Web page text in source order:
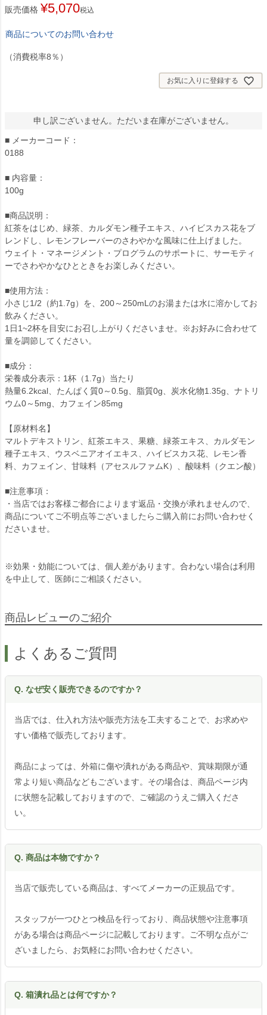
販売価格 ¥5,070税込
商品についてのお問い合わせ
（消費税率8％）
お気に入りに登録する
申し訳ございません。ただいま在庫がございません。
■ メーカーコード：
0188
■ 内容量：
100g
■商品説明：
紅茶をはじめ、緑茶、カルダモン種子エキス、ハイビスカス花をブ
レンドし、レモンフレーバーのさわやかな風味に仕上げました。
ウェイト・マネージメント・プログラムのサポートに、サーモティ
ーでさわやかなひとときをお楽しみください。
■使用方法：
小さじ1/2（約1.7g）を、200～250mLのお湯または水に溶かしてお
飲みください。
1日1~2杯を目安にお召し上がりくださいませ。※お好みに合わせて
量を調節してください。
■成分：
栄養成分表示：1杯（1.7g）当たり
熱量6.2kcal、たんぱく質0～0.5g、脂質0g、炭水化物1.35g、ナトリ
ウム0～5mg、カフェイン85mg
【原材料名】
マルトデキストリン、紅茶エキス、果糖、緑茶エキス、カルダモン
種子エキス、ウスベニアオイエキス、ハイビスカス花、レモン香
料、カフェイン、甘味料（アセスルファムK）、酸味料（クエン酸）
■注意事項：
・当店ではお客様ご都合によります返品・交換が承れませんので、
商品についてご不明点等ございましたらご購入前にお問い合わせく
ださいませ。
※効果・効能については、個人差があります。合わない場合は利用
を中止して、医師にご相談ください。
商品レビューのご紹介
よくあるご質問
Q. なぜ安く販売できるのですか？
当店では、仕入れ方法や販売方法を工夫することで、お求めや
すい価格で販売しております。
商品によっては、外箱に傷や潰れがある商品や、賞味期限が通
常より短い商品などもございます。その場合は、商品ページ内
に状態を記載しておりますので、ご確認のうえご購入くださ
い。
Q. 商品は本物ですか？
当店で販売している商品は、すべてメーカーの正規品です。
スタッフが一つひとつ検品を行っており、商品状態や注意事項
がある場合は商品ページに記載しております。ご不明な点がご
ざいましたら、お気軽にお問い合わせください。
Q. 箱潰れ品とは何ですか？